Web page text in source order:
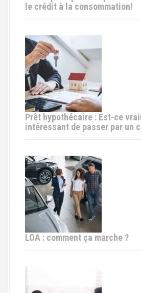
le crédit à la consommation!
Prêt hypothécaire : Est-ce
intéressant de passer par un
LOA : comment ça marche ?